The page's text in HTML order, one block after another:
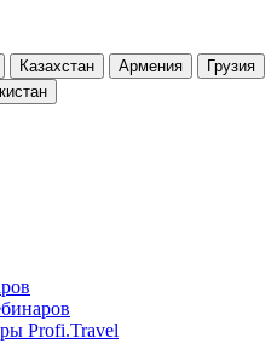
Казахстан Армения
Грузия
Profi.Travel